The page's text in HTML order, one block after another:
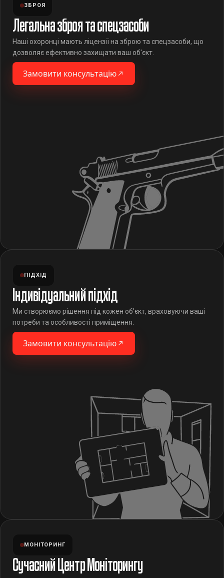
ЗБРОЯ
Легальна зброя та спецзасоби
Наші охоронці мають ліцензії на зброю та спецзасоби, що
дозволяє ефективно захищати ваш об'єкт.
Замовити консультацію
ПІДХІД
Індивідуальний підхід
Ми створюємо рішення під кожен об'єкт, враховуючи ваші
потреби та особливості приміщення.
Замовити консультацію
МОНІТОРИНГ
Сучасний Центр Моніторингу